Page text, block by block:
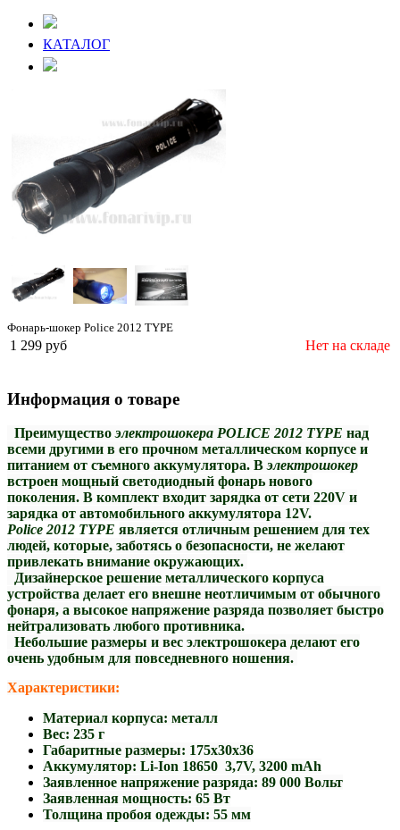
КАТАЛОГ
Фонарь-шокер Police 2012 TYPE
1 299 руб Нет на складе
Информация о товаре
Преимуществоэлектрошокера POLICE 2012 TYPE над
всеми другими в его прочном металлическом корпусе и
питанием от съемного аккумулятора. Вэлектрошокер
встроен мощный светодиодный фонарь нового
поколения. В комплект входит зарядка от сети 220V и
зарядка от автомобильного аккумулятора 12V.
Police 2012 TYPE является отличным решением для тех
людей, которые, заботясь о безопасности, не желают
привлекать внимание окружающих.
Дизайнерское решение металлического корпуса
устройства делает его внешне неотличимым от обычного
фонаря, а высокое напряжение разряда позволяет быстро
нейтрализовать любого противника.
Небольшие размеры и вес электрошокера делают его
очень удобным для повседневного ношения.
Характеристики:
Материал корпуса: металл
Вес: 235 г
Габаритные размеры: 175х30х36
Аккумулятор: Li-Ion 18650 3,7V, 3200 mAh
Заявленное напряжение разряда: 89 000 Вольт
Заявленная мощность: 65 Вт
Толщина пробоя одежды: 55 мм